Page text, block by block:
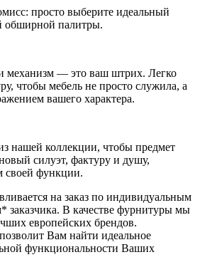
просто выберите идеальный
обширной палитры.
механизм — это ваш штрих. Легко
чтобы мебель не просто служила, а
вашего характера.
нашей коллекции, чтобы предмет
силуэт, фактуру и душу,
своей функции.
на заказ по индивидуальным
заказчика. В качестве фурнитуры мы
европейских брендов.
Вам найти идеальное
функциональности Ваших